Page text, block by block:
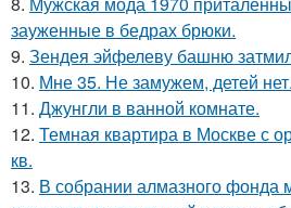
зауженные в бедрах брюки.
9. Зендея эйфелеву башню
10. Мне 35. Не замужем, детей нет.
11. Джунгли в ванной комнате.
12. Темная квартира в Москве с
кв.
13. В собрании алмазного фонда